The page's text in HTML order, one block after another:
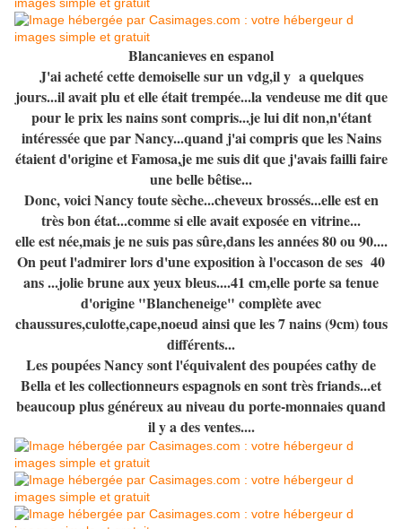
Blancanieves en espanol
J'ai acheté cette demoiselle sur un vdg,il y a quelques
jours...il avait plu et elle était trempée...la vendeuse me dit que
pour le prix les nains sont compris...je lui dit non,n'étant
intéressée que par Nancy...quand j'ai compris que les Nains
étaient d'origine et Famosa,je me suis dit que j'avais failli faire
une belle bêtise...
Donc, voici Nancy toute sèche...cheveux brossés...elle est en
très bon état...comme si elle avait exposée en vitrine...
elle est née,mais je ne suis pas sûre,dans les années 80 ou 90....
On peut l'admirer lors d'une exposition à l'occason de ses 40
ans ...jolie brune aux yeux bleus....41 cm,elle porte sa tenue
d'origine "Blancheneige" complète avec
chaussures,culotte,cape,noeud ainsi que les 7 nains (9cm) tous
différents...
Les poupées Nancy sont l'équivalent des poupées cathy de
Bella et les collectionneurs espagnols en sont très friands...et
beaucoup plus généreux au niveau du porte-monnaies quand
il y a des ventes....